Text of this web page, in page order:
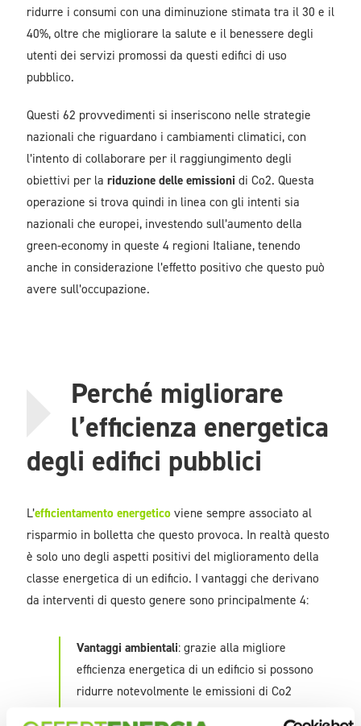
ridurre i consumi con una diminuzione stimata tra il 30 e il
40%, oltre che migliorare la salute e il benessere degli
utenti dei servizi promossi da questi edifici di uso
pubblico.
Questi 62 provvedimenti si inseriscono nelle strategie
nazionali che riguardano i cambiamenti climatici, con
l’intento di collaborare per il raggiungimento degli
obiettivi per la riduzione delle emissioni di Co2. Questa
operazione si trova quindi in linea con gli intenti sia
nazionali che europei, investendo sull’aumento della
green-economy in queste 4 regioni Italiane, tenendo
anche in considerazione l’effetto positivo che questo può
avere sull’occupazione.
Perché migliorare
l’efficienza energetica
degli edifici pubblici
L’efficientamento energeticoviene sempre associato al
risparmio in bolletta che questo provoca. In realtà questo
è solo uno degli aspetti positivi del miglioramento della
classe energetica di un edificio. I vantaggi che derivano
da interventi di questo genere sono principalmente 4:
Vantaggi ambientali: grazie alla migliore
efficienza energetica di un edificio si possono
ridurre notevolmente le emissioni di Co2